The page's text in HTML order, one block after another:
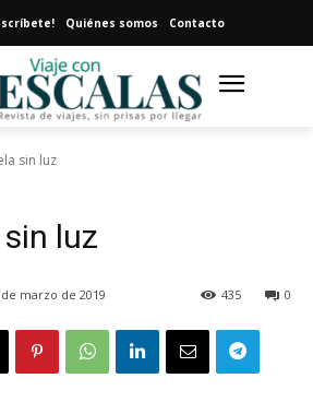
Quiénes somos Contacto
sin luz
luz
de marzo de 2019 0
435